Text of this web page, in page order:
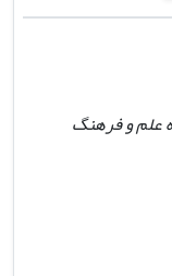
علم و فرهنگ